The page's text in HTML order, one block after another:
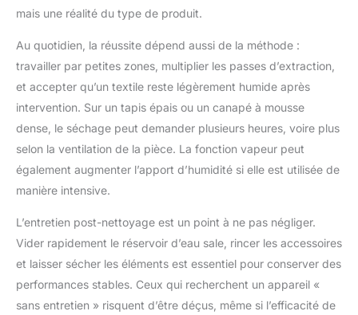
mais une réalité du type de produit.
Au quotidien, la réussite dépend aussi de la méthode :
travailler par petites zones, multiplier les passes d’extraction,
et accepter qu’un textile reste légèrement humide après
intervention. Sur un tapis épais ou un canapé à mousse
dense, le séchage peut demander plusieurs heures, voire plus
selon la ventilation de la pièce. La fonction vapeur peut
également augmenter l’apport d’humidité si elle est utilisée de
manière intensive.
L’entretien post-nettoyage est un point à ne pas négliger.
Vider rapidement le réservoir d’eau sale, rincer les accessoires
et laisser sécher les éléments est essentiel pour conserver des
performances stables. Ceux qui recherchent un appareil «
sans entretien » risquent d’être déçus, même si l’efficacité de